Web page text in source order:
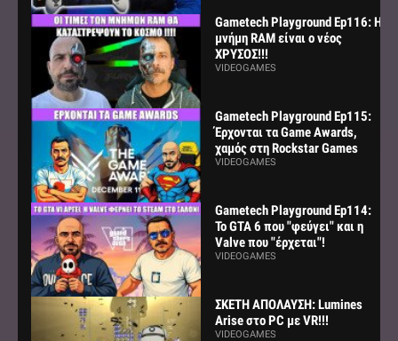
Gametech Playground Ep116: Η
μνήμη RAM είναι ο νέος
ΧΡΥΣΟΣ!!!
VIDEOGAMES
Gametech Playground Ep115:
Έρχονται τα Game Awards,
χαμός στη Rockstar Games
VIDEOGAMES
Gametech Playground Ep114:
Το GTA 6 που "φεύγει" και η
Valve που "έρχεται"!
VIDEOGAMES
ΣΚΕΤΗ ΑΠΟΛΑΥΣΗ: Lumines
Arise στο PC με VR!!!
VIDEOGAMES